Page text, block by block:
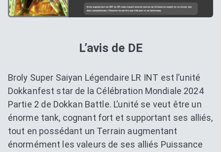
L’avis de DE
Broly Super Saiyan Légendaire LR INT est l’unité
Dokkanfest star de la Célébration Mondiale 2024
Partie 2 de Dokkan Battle. L’unité se veut être un
énorme tank, cognant fort et supportant ses alliés,
tout en possédant un Terrain augmentant
énormément les valeurs de ses alliés Puissance